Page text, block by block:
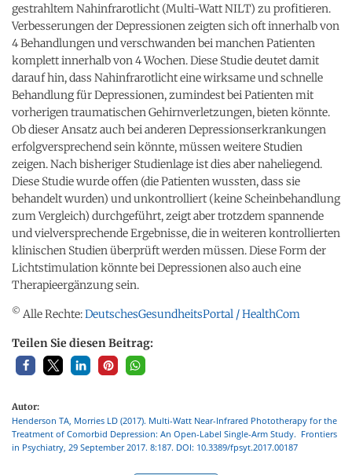
gestrahltem Nahinfrarotlicht (Multi-Watt NILT) zu profitieren.
Verbesserungen der Depressionen zeigten sich oft innerhalb von
4 Behandlungen und verschwanden bei manchen Patienten
komplett innerhalb von 4 Wochen. Diese Studie deutet damit
darauf hin, dass Nahinfrarotlicht eine wirksame und schnelle
Behandlung für Depressionen, zumindest bei Patienten mit
vorherigen traumatischen Gehirnverletzungen, bieten könnte.
Ob dieser Ansatz auch bei anderen Depressionserkrankungen
erfolgversprechend sein könnte, müssen weitere Studien
zeigen. Nach bisheriger Studienlage ist dies aber naheliegend.
Diese Studie wurde offen (die Patienten wussten, dass sie
behandelt wurden) und unkontrolliert (keine Scheinbehandlung
zum Vergleich) durchgeführt, zeigt aber trotzdem spannende
und vielversprechende Ergebnisse, die in weiteren kontrollierten
klinischen Studien überprüft werden müssen. Diese Form der
Lichtstimulation könnte bei Depressionen also auch eine
Therapieergänzung sein.
© Alle Rechte:DeutschesGesundheitsPortal / HealthCom
Teilen Sie diesen Beitrag:
Autor:
Henderson TA, Morries LD (2017). Multi-Watt Near-Infrared Phototherapy for the
Treatment of Comorbid Depression: An Open-Label Single-Arm Study. Frontiers
in Psychiatry, 29 September 2017. 8:187. DOI: 10.3389/fpsyt.2017.00187